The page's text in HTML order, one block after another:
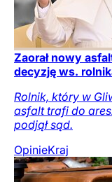
Zaorał nowy
decyzję ws.
Rolnik, który w
asfalt trafi do
podjął sąd.
OpinieKraj